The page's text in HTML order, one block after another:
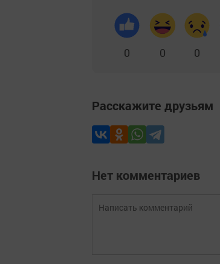
0 0 0
Расскажите друзьям
Нет комментариев